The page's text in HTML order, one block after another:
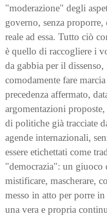
"moderazione" degli
governo, senza proporre,
reale ad essa. Tutto ciò
è quello di raccogliere i
da gabbia per il
comodamente fare
precedenza affermato,
argomentazioni
di politiche già tracciate
agende internazionali,
essere etichettati come
"democrazia": un giuoco
mistificare, mascherare,
messo in atto per porre
una vera e propria